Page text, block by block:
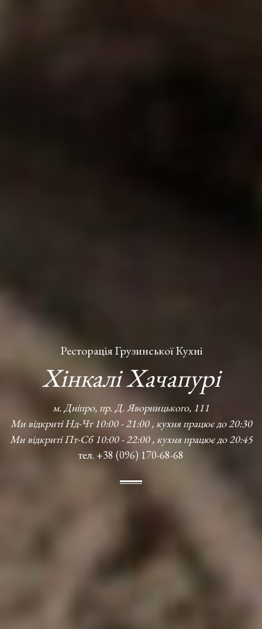
Ресторація Грузинської Кухні
Хінкалі Хачапурі
м. Дніпро, пр. Д. Яворницького, 111
Ми відкриті Нд-Чт 10:00 - 21:00 , кухня працює до 20:30
Ми відкриті Пт-Сб 10:00 - 22:00 , кухня працює до 20:45
тел. +38 (096) 170-68-68